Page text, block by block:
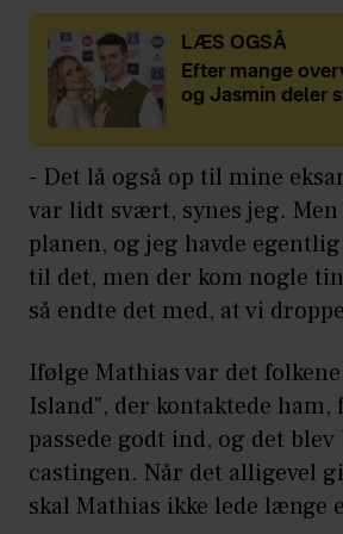
LÆS OGSÅ
Efter mange
og Jasmin deler
- Det lå også op til mine
var lidt svært, synes jeg.
planen, og jeg havde
til det, men der kom nogle
så endte det med, at vi
Ifølge Mathias var det
Island", der kontaktede ham,
passede godt ind, og det
castingen. Når det alligevel
skal Mathias ikke lede længe